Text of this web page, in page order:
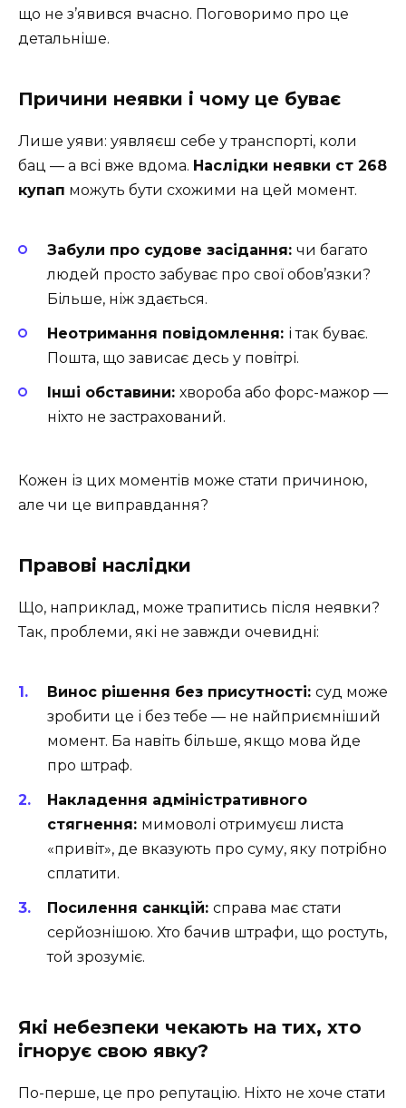
що не з’явився вчасно. Поговоримо про це
детальніше.
Причини неявки і чому це буває
Лише уяви: уявляєш себе у транспорті, коли
бац — а всі вже вдома. Наслідки неявки ст 268
купап можуть бути схожими на цей момент.
Забули про судове засідання: чи багато
людей просто забуває про свої обов’язки?
Більше, ніж здається.
Неотримання повідомлення: і так буває.
Пошта, що зависає десь у повітрі.
Інші обставини: хвороба або форс-мажор —
ніхто не застрахований.
Кожен із цих моментів може стати причиною,
але чи це виправдання?
Правові наслідки
Що, наприклад, може трапитись після неявки?
Так, проблеми, які не завжди очевидні:
Винос рішення без присутності: суд може
зробити це і без тебе — не найприємніший
момент. Ба навіть більше, якщо мова йде
про штраф.
Накладення адміністративного
стягнення: мимоволі отримуєш листа
«привіт», де вказують про суму, яку потрібно
сплатити.
Посилення санкцій: справа має стати
серйознішою. Хто бачив штрафи, що ростуть,
той зрозуміє.
Які небезпеки чекають на тих, хто
ігнорує свою явку?
По-перше, це про репутацію. Ніхто не хоче стати